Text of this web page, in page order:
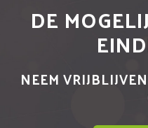
DE
NEEM